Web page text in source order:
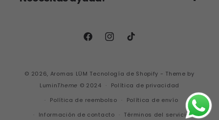
FacebookInstagramTikTok
© 2026, Aromas LÜM Tecnología de Shopify - Theme by
LuminTheme © 2024
Política de privacidad
Política de reembolso
Política de envío
Información de contacto
Términos del servicio